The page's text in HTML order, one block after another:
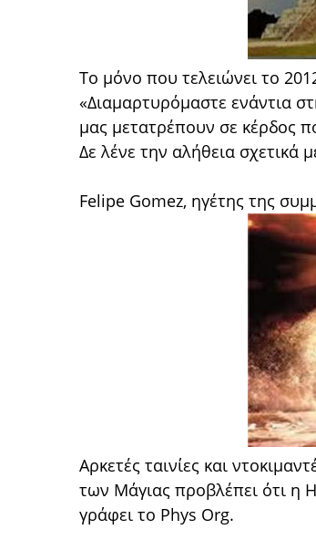
Το μόνο που τελειώνει το
«Διαμαρτυρόμαστε ενάντια
μας μετατρέπουν σε κέρδος
Δε λένε την αλήθεια σχετικά
Felipe Gomez, ηγέτης της
Αρκετές ταινίες και
των Μάγιας προβλέπει ότι η
γράφει το Phys Org.